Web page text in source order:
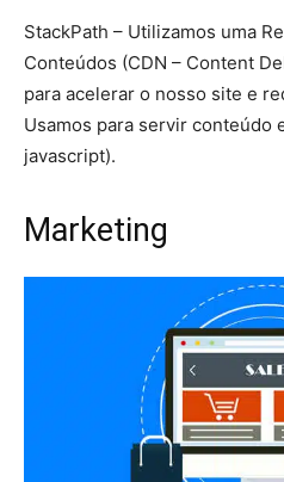
StackPath – Utilizamos uma
Conteúdos (CDN – Content
para acelerar o nosso site e
Usamos para servir conteúdo
javascript).
Marketing